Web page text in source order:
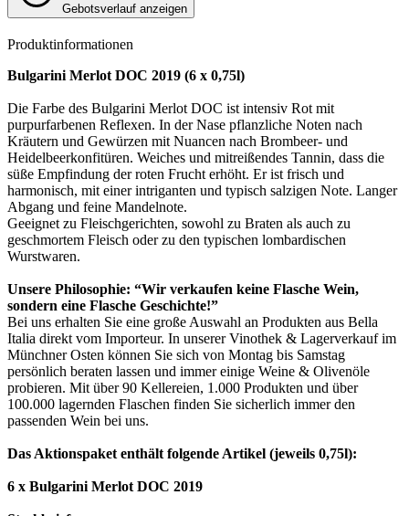
Gebotsverlauf anzeigen
Produktinformationen
Bulgarini Merlot DOC 2019 (6 x 0,75l)
Die Farbe des Bulgarini Merlot DOC ist intensiv Rot mit
purpurfarbenen Reflexen. In der Nase pflanzliche Noten nach
Kräutern und Gewürzen mit Nuancen nach Brombeer- und
Heidelbeerkonfitüren. Weiches und mitreißendes Tannin, dass die
süße Empfindung der roten Frucht erhöht. Er ist frisch und
harmonisch, mit einer intriganten und typisch salzigen Note. Langer
Abgang und feine Mandelnote.
Geeignet zu Fleischgerichten, sowohl zu Braten als auch zu
geschmortem Fleisch oder zu den typischen lombardischen
Wurstwaren.
Unsere Philosophie: “Wir verkaufen keine Flasche Wein,
sondern eine Flasche Geschichte!”
Bei uns erhalten Sie eine große Auswahl an Produkten aus Bella
Italia direkt vom Importeur. In unserer Vinothek & Lagerverkauf im
Münchner Osten können Sie sich von Montag bis Samstag
persönlich beraten lassen und immer einige Weine & Olivenöle
probieren. Mit über 90 Kellereien, 1.000 Produkten und über
100.000 lagernden Flaschen finden Sie sicherlich immer den
passenden Wein bei uns.
Das Aktionspaket enthält folgende Artikel (jeweils 0,75l):
6 x Bulgarini Merlot DOC 2019